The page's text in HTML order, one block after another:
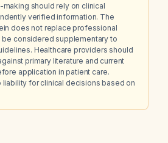
should rely on clinical
verified information. The
does not replace professional
be considered supplementary to
Healthcare providers should
primary literature and current
application in patient care.
liability for clinical decisions based on